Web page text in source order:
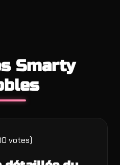
Smarty
votes)